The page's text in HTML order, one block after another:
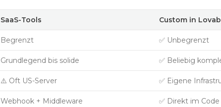
SaaS-Tools Custom in
Begrenzt ✅ Unbegrenzt
Grundlegend bis solide ✅ Beliebig
⚠️ Oft US-Server ✅ Eigene
Webhook + Middleware ✅ Direkt im Code